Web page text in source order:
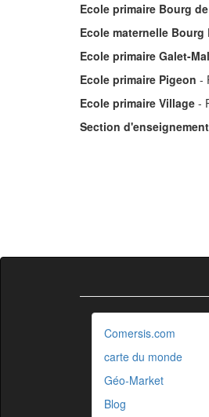
Ecole primaire Bourg
Ecole maternelle
Ecole primaire Galet-
Ecole primaire Pigeon -
Ecole primaire Village -
Section
Comersis.com
carte du monde
Géo-Market
Blog